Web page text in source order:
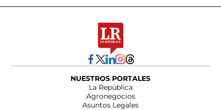
NUESTROS PORTALES
La República
Agronegocios
Asuntos Legales